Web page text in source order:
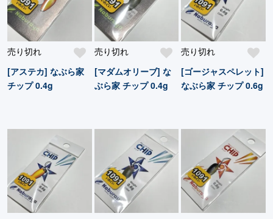
売り切れ
[アステカ] なぶら家
チップ 0.4g
売り切れ
[マダムオリーブ] な
ぶら家 チップ 0.4g
売り切れ
[ゴージャスペレット]
なぶら家 チップ 0.6g